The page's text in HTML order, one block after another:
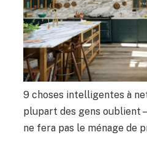
9 choses intelligentes à
plupart des gens oublient
ne fera pas le ménage de